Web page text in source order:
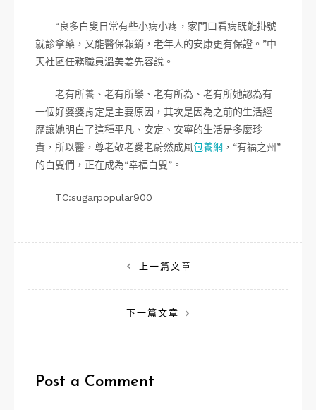
“良多白叟日常有些小病小疼，家門口看病既能掛號
就診拿藥，又能醫保報銷，老年人的安康更有保證。”中
天社區任務職員溫美姜先容說。
老有所養、老有所樂、老有所為、老有所她認為有
一個好婆婆肯定是主要原因，其次是因為之前的生活經
歷讓她明白了這種平凡、安定、安寧的生活是多麼珍
貴，所以醫，尊老敬老愛老蔚然成風包養網 ，“有福之州”
的白叟們，正在成為“幸福白叟”。
TC:sugarpopular900
章
上一篇文章
下一篇文章
Post a Comment